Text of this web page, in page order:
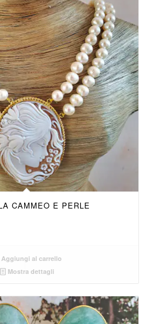
CAMMEO E PERLE
Aggiungi al carrello
Mostra dettagli